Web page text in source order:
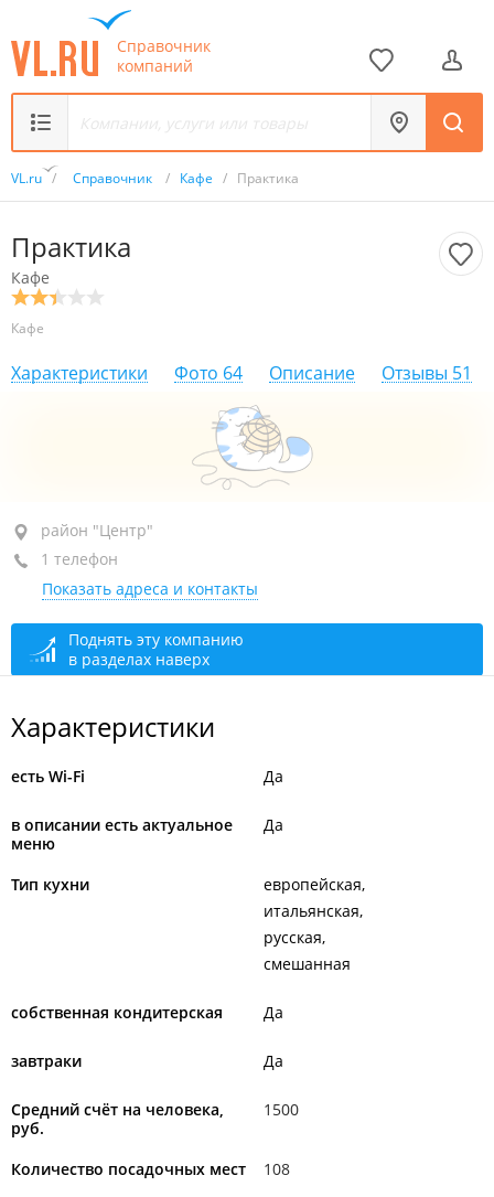
Справочник
компаний
VL.ru / Справочник / Кафе / Практика
Практика
Кафе
Кафе
Характеристики Фото 64 Описание Отзывы 51
район "Центр", ул. Светланская, 83
БЦ "Platinum Plaza"
+7 (423) 208-11-11
открыто: 09:00–23:59
район "Центр"
1 телефон
Показать адреса и контакты
Поднять эту компанию
в разделах наверх
Характеристики
есть Wi-Fi Да
в описании есть актуальное
меню
Да
Тип кухни
европейская
итальянская
русская
смешанная
собственная кондитерская Да
завтраки Да
Средний счёт на человека,
руб.
1500
Количество посадочных мест 108